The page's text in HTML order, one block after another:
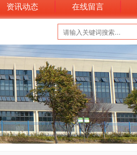
资讯动态 在线留言